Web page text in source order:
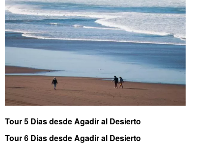
Tour 5 Dias desde Agadir al Desierto
Tour 6 Dias desde Agadir al Desierto